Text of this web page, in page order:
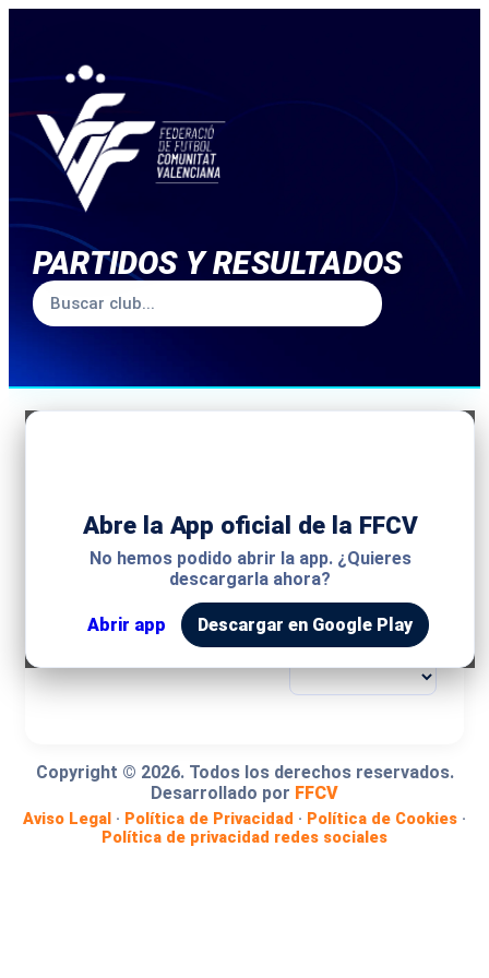
PARTIDOS Y RESULTADOS
Abre la App oficial de la FFCV
No hemos podido abrir la app. ¿Quieres
descargarla ahora?
Abrir app Descargar en Google Play
MODALIDAD
COMPETICIÓN
GRUPO
Copyright © 2026. Todos los derechos reservados.
Desarrollado por FFCV
Aviso Legal · Política de Privacidad · Política de Cookies ·
Política de privacidad redes sociales